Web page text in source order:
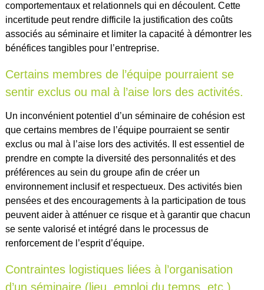
comportementaux et relationnels qui en découlent. Cette
incertitude peut rendre difficile la justification des coûts
associés au séminaire et limiter la capacité à démontrer les
bénéfices tangibles pour l’entreprise.
Certains membres de l’équipe pourraient se
sentir exclus ou mal à l’aise lors des activités.
Un inconvénient potentiel d’un séminaire de cohésion est
que certains membres de l’équipe pourraient se sentir
exclus ou mal à l’aise lors des activités. Il est essentiel de
prendre en compte la diversité des personnalités et des
préférences au sein du groupe afin de créer un
environnement inclusif et respectueux. Des activités bien
pensées et des encouragements à la participation de tous
peuvent aider à atténuer ce risque et à garantir que chacun
se sente valorisé et intégré dans le processus de
renforcement de l’esprit d’équipe.
Contraintes logistiques liées à l’organisation
d’un séminaire (lieu, emploi du temps, etc.).